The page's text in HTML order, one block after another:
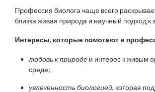
Профессия биолога чаще всего
близка живая природа и научный подход к
Интересы, которые помогают в
любовь к природе и интерес к живым
среде;
увлеченность биологией, которая